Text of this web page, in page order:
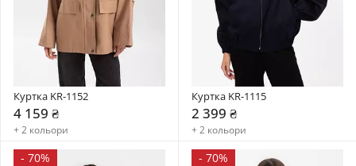
Куртка KR-1152
4 159 ₴
+ 2 кольори
Куртка KR-1115
2 399 ₴
+ 2 кольори
- 70% - 70%